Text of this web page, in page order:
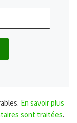
En savoir plus
sont traitées.